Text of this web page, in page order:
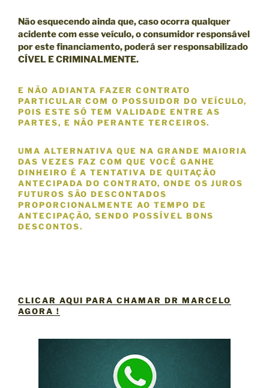
Não esquecendo ainda que, caso ocorra qualquer
acidente com esse veículo, o consumidor responsável
por este financiamento, poderá ser responsabilizado
CÍVEL E CRIMINALMENTE.
E NÃO ADIANTA FAZER CONTRATO
PARTICULAR COM O POSSUIDOR DO VEÍCULO,
POIS ESTE SÓ TEM VALIDADE ENTRE AS
PARTES, E NÃO PERANTE TERCEIROS.
UMA ALTERNATIVA QUE NA GRANDE MAIORIA
DAS VEZES FAZ COM QUE VOCÊ GANHE
DINHEIRO É A TENTATIVA DE QUITAÇÃO
ANTECIPADA DO CONTRATO, ONDE OS JUROS
FUTUROS SÃO DESCONTADOS
PROPORCIONALMENTE AO TEMPO DE
ANTECIPAÇÃO, SENDO POSSÍVEL BONS
DESCONTOS.
CLICAR AQUI PARA CHAMAR DR MARCELO
AGORA !